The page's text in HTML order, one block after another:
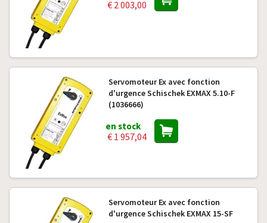
€ 2 003,00
Servomoteur Ex avec fonction
d'urgence Schischek EXMAX 5.10-F
(1036666)
en stock
€ 1 957,04
Servomoteur Ex avec fonction
d'urgence Schischek EXMAX 15-SF